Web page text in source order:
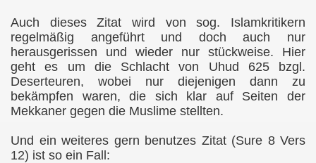
Auch dieses Zitat wird von sog. Islamkritikern
regelmäßig angeführt und doch auch nur
herausgerissen und wieder nur stückweise. Hier
geht es um die Schlacht von Uhud 625 bzgl.
Deserteuren, wobei nur diejenigen dann zu
bekämpfen waren, die sich klar auf Seiten der
Mekkaner gegen die Muslime stellten.
Und ein weiteres gern benutzes Zitat (Sure 8 Vers
12) ist so ein Fall: